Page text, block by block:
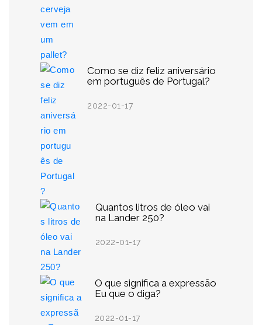
Como se diz feliz aniversário
em português de Portugal?
2022-01-17
Quantos litros de óleo vai
na Lander 250?
2022-01-17
O que significa a expressão
Eu que o diga?
2022-01-17